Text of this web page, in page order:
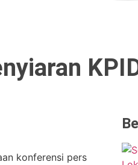
konferensi pers